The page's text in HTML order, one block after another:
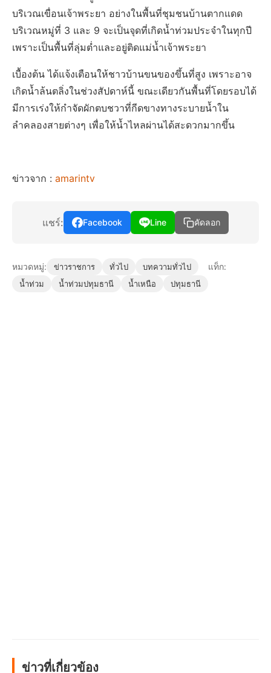
บริเวณเขื่อนเจ้าพระยา อย่างในพื้นที่ชุมชนบ้านตากแดด
บริเวณหมู่ที่ 3 และ 9 จะเป็นจุดที่เกิดน้ำท่วมประจำในทุกปี
เพราะเป็นพื้นที่ลุ่มต่ำและอยู่ติดแม่น้ำเจ้าพระยา
เบื้องต้น ได้แจ้งเตือนให้ชาวบ้านขนของขึ้นที่สูง เพราะอาจ
เกิดน้ำล้นตลิ่งในช่วงสัปดาห์นี้ ขณะเดียวกันพื้นที่โดยรอบได้
มีการเร่งให้กำจัดผักตบชวาที่กีดขางทางระบายน้ำใน
ลำคลองสายต่างๆ เพื่อให้น้ำไหลผ่านได้สะดวกมากขึ้น
ข่าวจาก : amarintv
แชร์: Facebook Line คัดลอก
หมวดหมู่: ข่าวราชการ ทั่วไป บทความทั่วไป แท็ก:
น้ำท่วม น้ำท่วมปทุมธานี น้ำเหนือ ปทุมธานี
ข่าวที่เกี่ยวข้อง